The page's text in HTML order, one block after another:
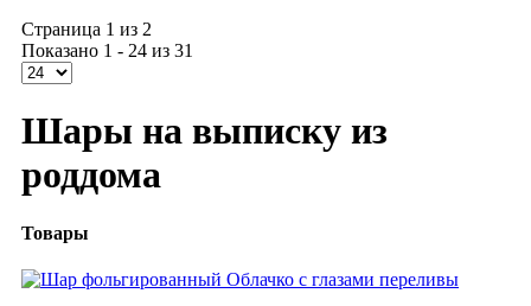
Страница 1 из 2
Показано 1 - 24 из 31
Шары на выписку из
роддома
Товары